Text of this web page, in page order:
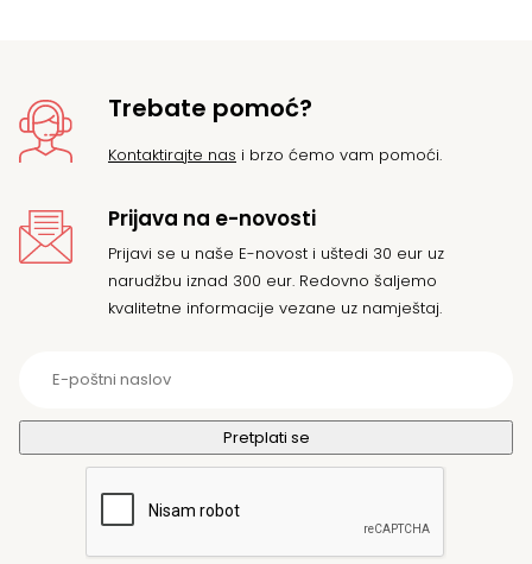
Trebate pomoć?
Kontaktirajte nas i brzo ćemo vam pomoći.
Prijava na e-novosti
Prijavi se u naše E-novost i uštedi 30 eur uz
narudžbu iznad 300 eur. Redovno šaljemo
kvalitetne informacije vezane uz namještaj.